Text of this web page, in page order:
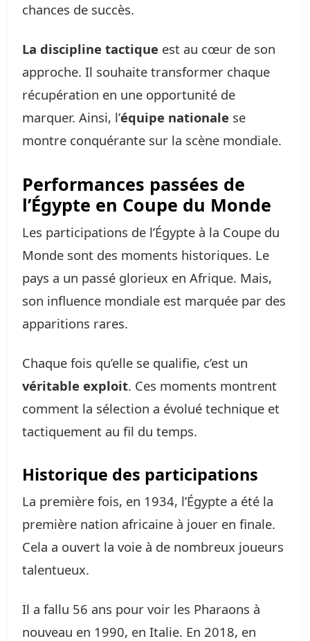
chances de succès.
La discipline tactique est au cœur de son
approche. Il souhaite transformer chaque
récupération en une opportunité de
marquer. Ainsi, l’équipe nationale se
montre conquérante sur la scène mondiale.
Performances passées de
l’Égypte en Coupe du Monde
Les participations de l’Égypte à la Coupe du
Monde sont des moments historiques. Le
pays a un passé glorieux en Afrique. Mais,
son influence mondiale est marquée par des
apparitions rares.
Chaque fois qu’elle se qualifie, c’est un
véritable exploit. Ces moments montrent
comment la sélection a évolué technique et
tactiquement au fil du temps.
Historique des participations
La première fois, en 1934, l’Égypte a été la
première nation africaine à jouer en finale.
Cela a ouvert la voie à de nombreux joueurs
talentueux.
Il a fallu 56 ans pour voir les Pharaons à
nouveau en 1990, en Italie. En 2018, en